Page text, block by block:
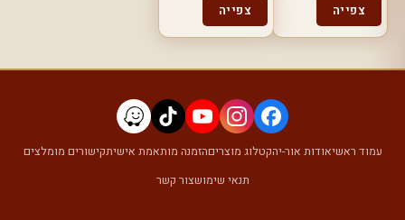
צפייה צפייה
עמוד ראשיאודות אור-יהקטלוג מוצריםהזמנה מותאמת אישיתקישורים מומלצים
תנאי שימושצור קשר